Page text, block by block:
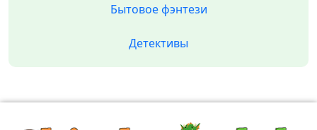
Бытовое фэнтези
Детективы